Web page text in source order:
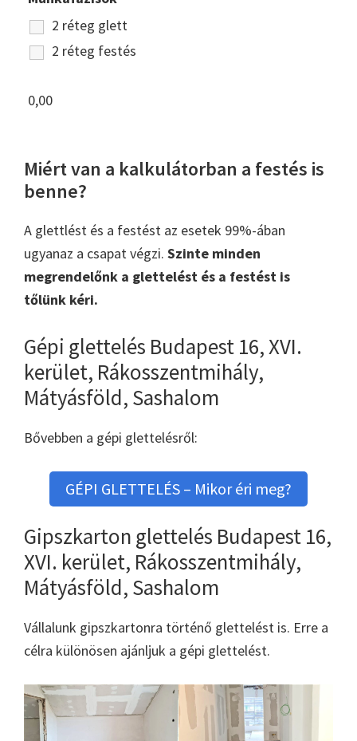
2 réteg glett
2 réteg festés
0,00
Miért van a kalkulátorban a festés is
benne?
A glettlést és a festést az esetek 99%-ában
ugyanaz a csapat végzi. Szinte minden
megrendelőnk a glettelést és a festést is
tőlünk kéri.
Gépi glettelés Budapest 16, XVI.
kerület, Rákosszentmihály,
Mátyásföld, Sashalom
Bővebben a gépi glettelésről:
GÉPI GLETTELÉS – Mikor éri meg?
Gipszkarton glettelés Budapest 16,
XVI. kerület, Rákosszentmihály,
Mátyásföld, Sashalom
Vállalunk gipszkartonra történő glettelést is. Erre a
célra különösen ajánljuk a gépi glettelést.